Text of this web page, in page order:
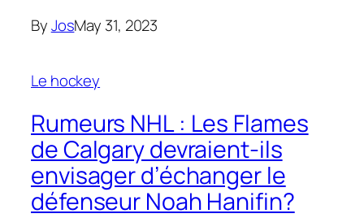
ByJosMay 31, 2023
Le hockey
Rumeurs NHL : Les Flames
de Calgary devraient-ils
envisager d’échanger le
défenseur Noah Hanifin?